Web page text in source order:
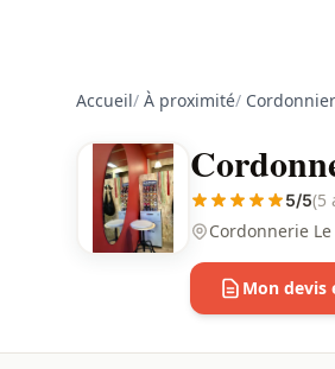
Accueil/ À proximité/
5/5(5
Cordonnerie
Mon